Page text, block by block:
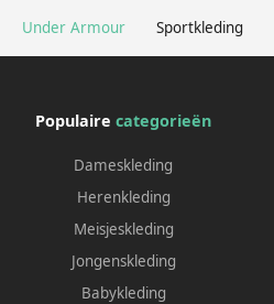
Under Armour Sportkleding
Populaire categorieën
Dameskleding
Herenkleding
Meisjeskleding
Jongenskleding
Babykleding